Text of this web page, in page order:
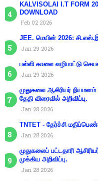
KALVISOLAI I.T FORM
DOWNLOAD
Feb 02 2026
JEE. மெயின் 2026:
Jan 29 2026
பள்ளி காலை வழிபாட்டு
Jan 29 2026
முதுகலை ஆசிரியர் நியமனம்
தேதி விரைவில் அறிவிப்பு.
Jan 28 2026
TNTET - தேர்ச்சி
Jan 28 2026
முதுகலைப் பட்டதாரி
முக்கிய அறிவிப்பு.
Jan 28 2026